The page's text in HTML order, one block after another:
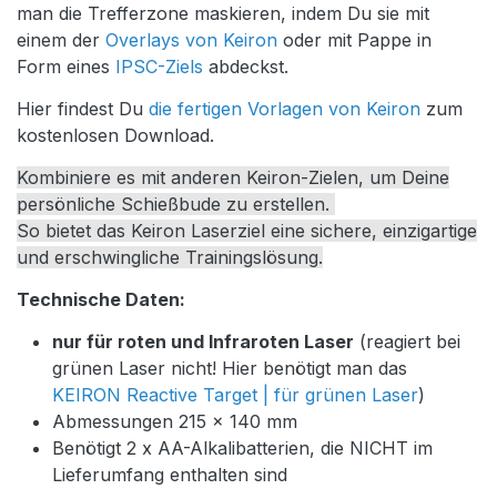
man die Trefferzone maskieren, indem Du sie mit
einem der Overlays von Keiron oder mit Pappe in
Form eines IPSC-Ziels abdeckst.
Hier findest Du die fertigen Vorlagen von Keiron zum
kostenlosen Download.
Kombiniere es mit anderen Keiron-Zielen, um Deine
persönliche Schießbude zu erstellen.
So bietet das Keiron Laserziel eine sichere, einzigartige
und erschwingliche Trainingslösung.
Technische Daten:
nur für roten und Infraroten Laser (reagiert bei
grünen Laser nicht! Hier benötigt man das
KEIRON Reactive Target | für grünen Laser)
Abmessungen 215 x 140 mm
Benötigt 2 x AA-Alkalibatterien, die NICHT im
Lieferumfang enthalten sind